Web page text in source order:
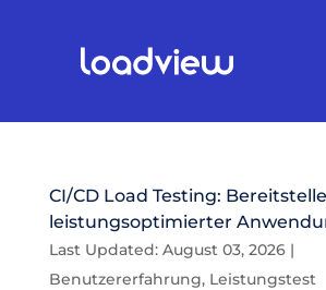
CI/CD Load Testing:
leistungsoptimierter
Last Updated: August 03, 2026|
Benutzererfahrung, Leistungstest